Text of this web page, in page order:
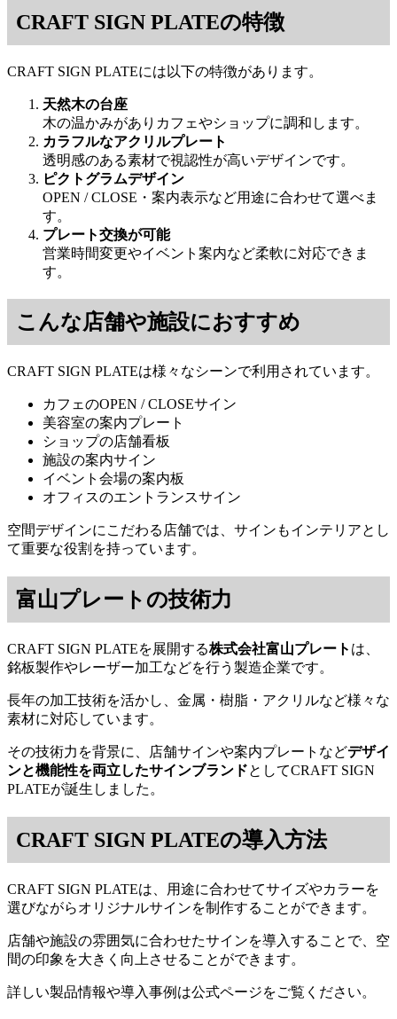
CRAFT SIGN PLATEの特徴
CRAFT SIGN PLATEには以下の特徴があります。
天然木の台座
木の温かみがありカフェやショップに調和します。
カラフルなアクリルプレート
透明感のある素材で視認性が高いデザインです。
ピクトグラムデザイン
OPEN / CLOSE・案内表示など用途に合わせて選べま
す。
プレート交換が可能
営業時間変更やイベント案内など柔軟に対応できま
す。
こんな店舗や施設におすすめ
CRAFT SIGN PLATEは様々なシーンで利用されています。
カフェのOPEN / CLOSEサイン
美容室の案内プレート
ショップの店舗看板
施設の案内サイン
イベント会場の案内板
オフィスのエントランスサイン
空間デザインにこだわる店舗では、サインもインテリアとし
て重要な役割を持っています。
富山プレートの技術力
CRAFT SIGN PLATEを展開する株式会社富山プレート は、
銘板製作やレーザー加工などを行う製造企業です。
長年の加工技術を活かし、金属・樹脂・アクリルなど様々な
素材に対応しています。
その技術力を背景に、店舗サインや案内プレートなどデザイ
ンと機能性を両立したサインブランドとしてCRAFT SIGN
PLATEが誕生しました。
CRAFT SIGN PLATEの導入方法
CRAFT SIGN PLATEは、用途に合わせてサイズやカラーを
選びながらオリジナルサインを制作することができます。
店舗や施設の雰囲気に合わせたサインを導入することで、空
間の印象を大きく向上させることができます。
詳しい製品情報や導入事例は公式ページをご覧ください。